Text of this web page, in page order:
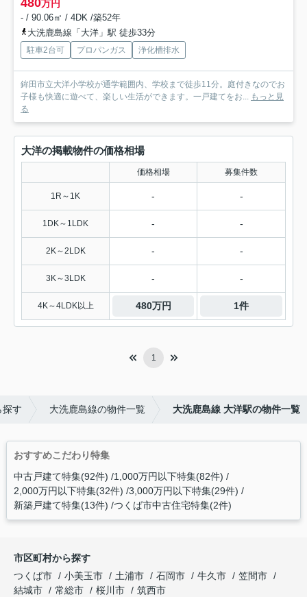
480万円
- / 90.06㎡ / 4DK /築52年
大洗鹿島線「大洋」駅 徒歩33分
駐車2台可 プロパンガス 浄化槽排水
鉾田市立大洋小学校が通学範囲内、学校まで徒歩11分。庭付きなのでお
子様も快適に遊べて、楽しい生活ができます。一戸建てをお... もっと見
る
大洋の掲載物件の価格相場
価格相場 募集件数
1R～1K - -
1DK～1LDK - -
2K～2LDK - -
3K～3LDK - -
4K～4LDK以上 480万円 1件
1
探す 大洗鹿島線の物件一覧 大洗鹿島線 大洋駅の物件一覧
おすすめこだわり特集
中古戸建て特集(92件) 1,000万円以下特集(82件)
2,000万円以下特集(32件) 3,000万円以下特集(29件)
新築戸建て特集(13件) つくば市中古住宅特集(2件)
市区町村から探す
つくば市
小美玉市 土浦市 石岡市 牛久市
笠間市
結城市
常総市 桜川市
筑西市